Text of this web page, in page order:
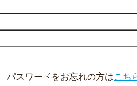
パスワードをお忘れの方はこち